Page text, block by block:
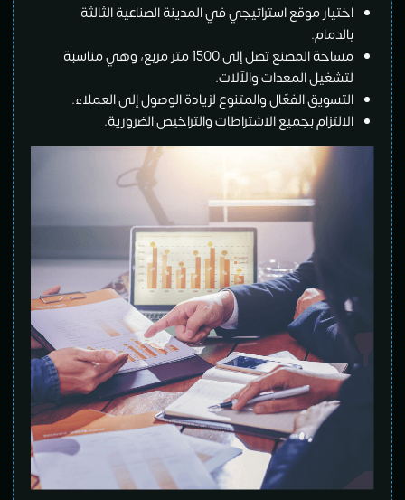
اختيار موقع استراتيجي في المدينة الصناعية الثالثة
بالدمام.
مساحة المصنع تصل إلى 1500 متر مربع، وهي مناسبة
لتشغيل المعدات والآلات.
التسويق الفعّال والمتنوع لزيادة الوصول إلى العملاء.
الالتزام بجميع الاشتراطات والتراخيص الضرورية.